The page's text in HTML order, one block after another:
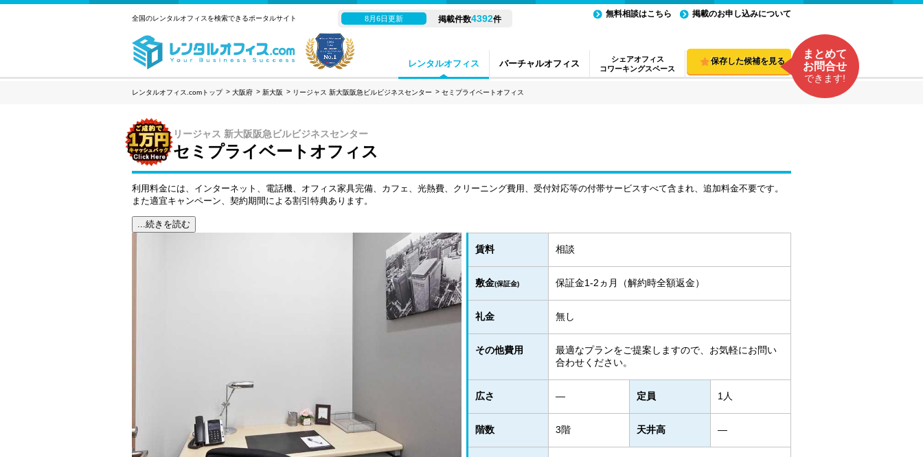
レンタルオフィス バーチャルオフィス
シェアオフィス
コワーキングスペース
全国のレンタルオフィスを検索できるポータルサイト 8月6日更新 掲載件数4392件
無料相談はこちら 掲載のお申し込みについて
保存した候補を見る
まとめて
お問合せ
できます!
レンタルオフィス.comトップ 大阪府 新大阪 リージャス 新大阪阪急ビルビジネスセンター セミプライベートオフィス
リージャス 新大阪阪急ビルビジネスセンター
セミプライベートオフィス
利用料金には、インターネット、電話機、オフィス家具完備、カフェ、光熱費、クリーニング費用、受付対応等の付帯サービスすべて含まれ、追加料金不要です。
また適宜キャンペーン、契約期間による割引特典あります。
...続きを読む
賃料 相談
敷金(保証金) 保証金1-2ヵ月（解約時全額返金）
礼金 無し
その他費用
最適なプランをご提案しますので、お気軽にお問い
合わせください。
広さ ― 定員 1人
階数 3階 天井高 ―